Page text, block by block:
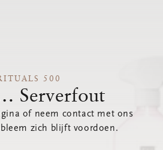
500
Serverfout
of neem contact met ons
zich blijft voordoen.